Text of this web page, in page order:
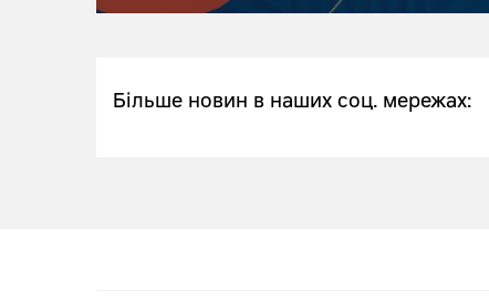
Більше новин в наших соц. мережах: